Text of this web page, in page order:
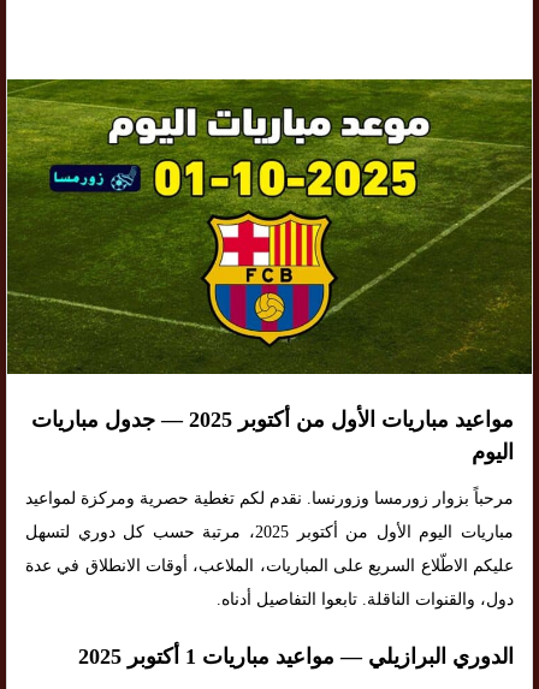
مواعيد مباريات الأول من أكتوبر 2025 — جدول مباريات
اليوم
مرحباً بزوار زورمسا وزورنسا. نقدم لكم تغطية حصرية ومركزة لمواعيد
مباريات اليوم الأول من أكتوبر 2025، مرتبة حسب كل دوري لتسهل
عليكم الاطّلاع السريع على المباريات، الملاعب، أوقات الانطلاق في عدة
دول، والقنوات الناقلة. تابعوا التفاصيل أدناه.
الدوري البرازيلي — مواعيد مباريات 1 أكتوبر 2025